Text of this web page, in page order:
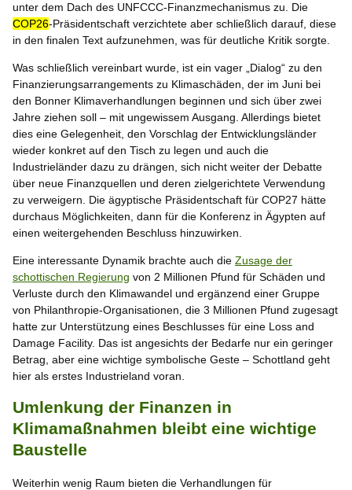
unter dem Dach des UNFCCC-Finanzmechanismus zu. Die
COP26-Präsidentschaft verzichtete aber schließlich darauf, diese
in den finalen Text aufzunehmen, was für deutliche Kritik sorgte.
Was schließlich vereinbart wurde, ist ein vager „Dialog“ zu den
Finanzierungsarrangements zu Klimaschäden, der im Juni bei
den Bonner Klimaverhandlungen beginnen und sich über zwei
Jahre ziehen soll – mit ungewissem Ausgang. Allerdings bietet
dies eine Gelegenheit, den Vorschlag der Entwicklungsländer
wieder konkret auf den Tisch zu legen und auch die
Industrieländer dazu zu drängen, sich nicht weiter der Debatte
über neue Finanzquellen und deren zielgerichtete Verwendung
zu verweigern. Die ägyptische Präsidentschaft für COP27 hätte
durchaus Möglichkeiten, dann für die Konferenz in Ägypten auf
einen weitergehenden Beschluss hinzuwirken.
Eine interessante Dynamik brachte auch die Zusage der
schottischen Regierung von 2 Millionen Pfund für Schäden und
Verluste durch den Klimawandel und ergänzend einer Gruppe
von Philanthropie-Organisationen, die 3 Millionen Pfund zugesagt
hatte zur Unterstützung eines Beschlusses für eine Loss and
Damage Facility. Das ist angesichts der Bedarfe nur ein geringer
Betrag, aber eine wichtige symbolische Geste – Schottland geht
hier als erstes Industrieland voran.
Umlenkung der Finanzen in
Klimamaßnahmen bleibt eine wichtige
Baustelle
Weiterhin wenig Raum bieten die Verhandlungen für